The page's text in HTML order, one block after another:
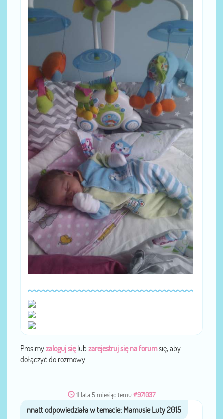
Prosimyzaloguj sięlub zarejestruj się na forumsię, aby
dołączyć do rozmowy.
11 lata 5 miesiąc temu #971037
przeznnatt